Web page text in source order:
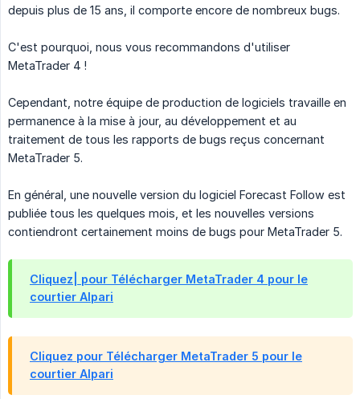
depuis plus de 15 ans, il comporte encore de nombreux bugs.
C'est pourquoi, nous vous recommandons d'utiliser
MetaTrader 4 !
Cependant, notre équipe de production de logiciels travaille en
permanence à la mise à jour, au développement et au
traitement de tous les rapports de bugs reçus concernant
MetaTrader 5.
En général, une nouvelle version du logiciel Forecast Follow est
publiée tous les quelques mois, et les nouvelles versions
contiendront certainement moins de bugs pour MetaTrader 5.
Cliquez| pour Télécharger MetaTrader 4 pour le
courtier Alpari
Cliquez pour Télécharger MetaTrader 5 pour le
courtier Alpari